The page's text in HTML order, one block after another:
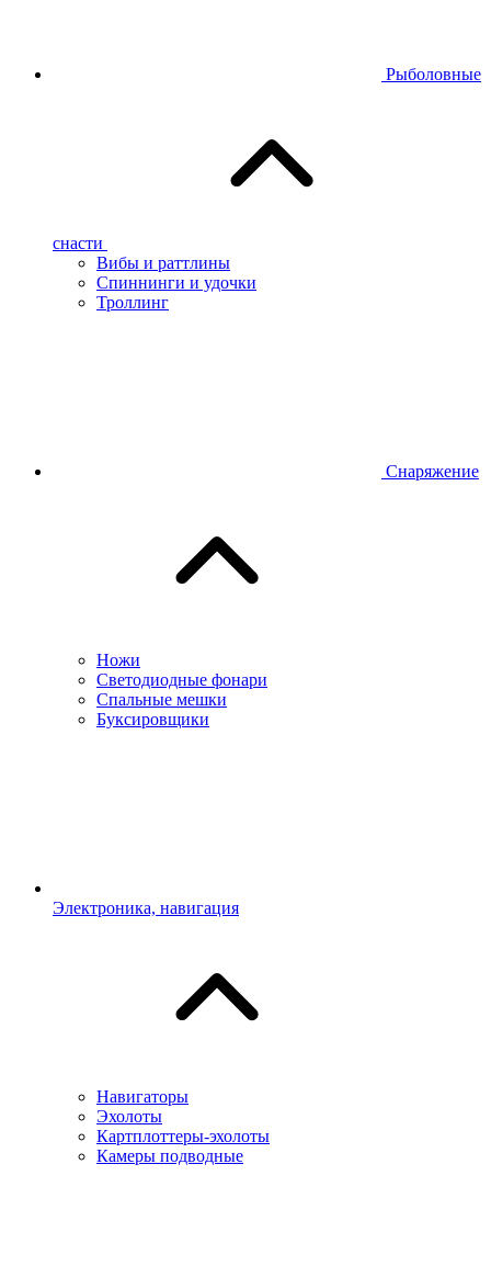
Рыболовные
снасти
Вибы и раттлины
Спиннинги и удочки
Троллинг
Снаряжение
Ножи
Светодиодные фонари
Спальные мешки
Буксировщики
Электроника, навигация
Навигаторы
Эхолоты
Картплоттеры-эхолоты
Камеры подводные